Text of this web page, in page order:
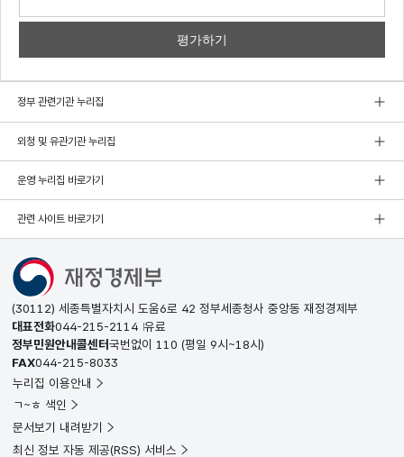
정부 관련기관 누리집
외청 및 유관기관 누리집
운영 누리집 바로가기
관련 사이트 바로가기
(30112) 세종특별자치시 도움6로 42 정부세종청사 중앙동 재정경제부
대표전화044-215-2114 유료
정부민원안내콜센터국번없이 110 (평일 9시~18시)
FAX044-215-8033
누리집 이용안내
ㄱ~ㅎ 색인
문서보기 내려받기
최신 정보 자동 제공(RSS) 서비스